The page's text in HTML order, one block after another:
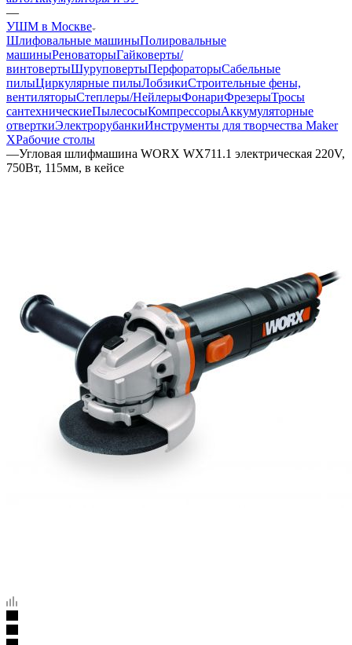
—
УШМ в Москве
Шлифовальные машиныПолировальные
машиныРеноваторыГайковерты/
винтовертыШуруповертыПерфораторыСабельные
пилыЦиркулярные пилыЛобзикиСтроительные фены,
вентиляторыСтеплеры/НейлерыФонариФрезерыТросы
сантехническиеПылесосыКомпрессорыАккумуляторные
отверткиЭлектрорубанкиИнструменты для творчества Maker
XРабочие столы
—Угловая шлифмашина WORX WX711.1 электрическая 220V,
750Вт, 115мм, в кейсе